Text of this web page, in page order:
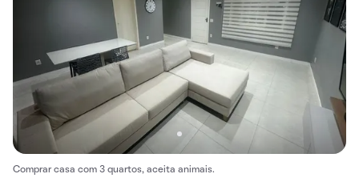
Comprar casa com 3 quartos, aceita animais.